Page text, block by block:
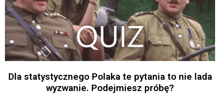
Dla statystycznego Polaka te pytania to nie lada
wyzwanie. Podejmiesz próbę?